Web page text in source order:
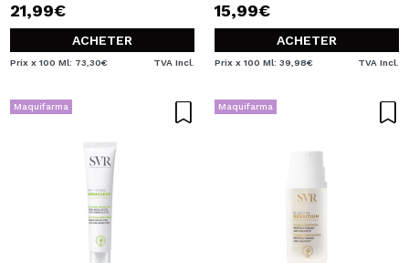
21,99€
ACHETER
Prix x 100 Ml: 73,30€ TVA Incl.
15,99€
ACHETER
Prix x 100 Ml: 39,98€ TVA Incl.
Maquifarma Maquifarma